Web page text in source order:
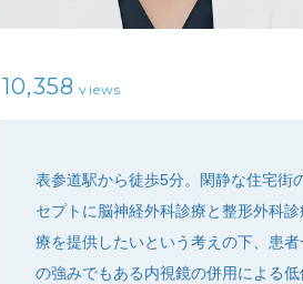
10,358 views
表参道駅から徒歩5分。閑静な住宅街
セプトに脳神経外科診療と整形外科
療を提供したいという考えの下、患
の強みでもある内視鏡の併用による